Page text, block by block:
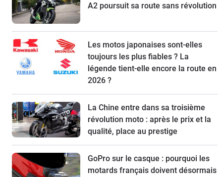
A2 poursuit sa route sans révolution
Les motos japonaises sont-elles
toujours les plus fiables ? La
légende tient-elle encore la route en
2026 ?
La Chine entre dans sa troisième
révolution moto : après le prix et la
qualité, place au prestige
GoPro sur le casque : pourquoi les
motards français doivent désormais